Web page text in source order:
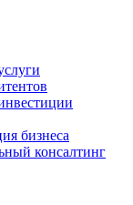
бизнеса
консалтинг